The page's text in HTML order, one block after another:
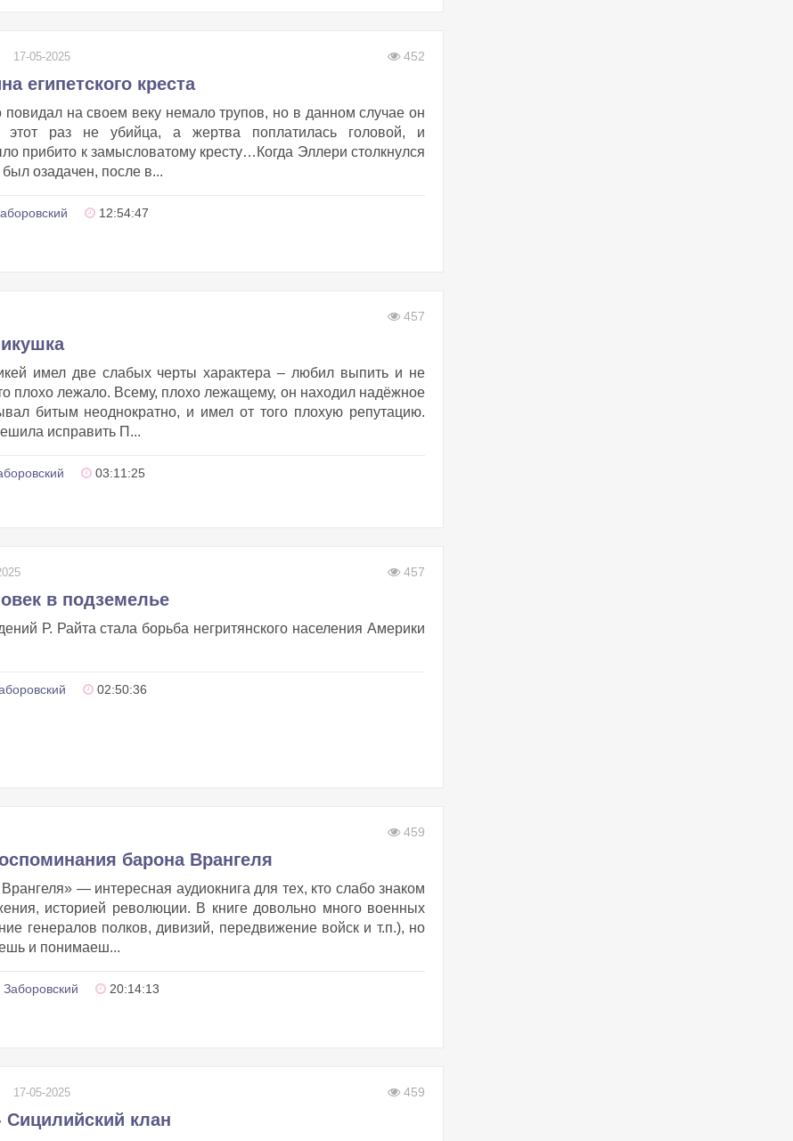
17-05-2025 452
египетского креста
повидал на своем веку немало трупов, но в данном случае он
этот раз не убийца, а жертва поплатилась головой, и
прибито к замысловатому кресту…Когда Эллери столкнулся
озадачен, после в...
12:54:47
457
имел две слабых черты характера – любил выпить и не
плохо лежало. Всему, плохо лежащему, он находил надёжное
битым неоднократно, и имел от того плохую репутацию.
исправить П...
03:11:25
457
в подземелье
Р. Райта стала борьба негритянского населения Америки
02:50:36
459
барона Врангеля
— интересная аудиокнига для тех, кто слабо знаком
историей революции. В книге довольно много военных
генералов полков, дивизий, передвижение войск и т.п.), но
и понимаеш...
20:14:13
17-05-2025 459
клан